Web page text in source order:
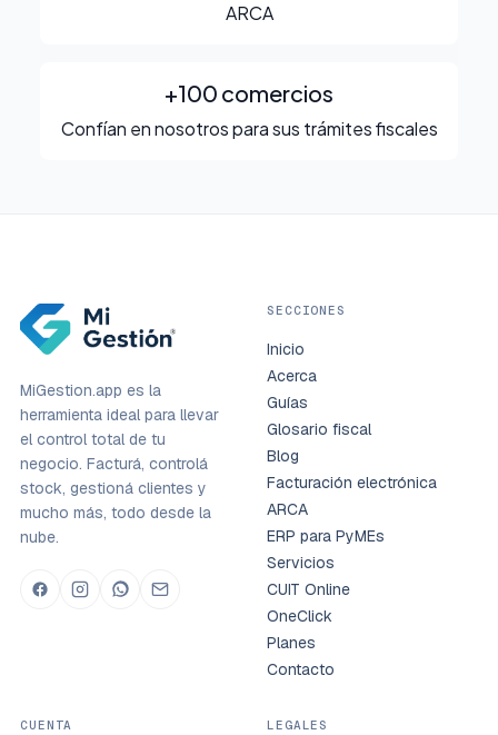
ARCA
+100 comercios
Confían en nosotros para sus trámites fiscales
MiGestion.app es la
herramienta ideal para llevar
el control total de tu
negocio. Facturá, controlá
stock, gestioná clientes y
mucho más, todo desde la
nube.
SECCIONES
Inicio
Acerca
Guías
Glosario fiscal
Blog
Facturación electrónica
ARCA
ERP para PyMEs
Servicios
CUIT Online
OneClick
Planes
Contacto
CUENTA LEGALES